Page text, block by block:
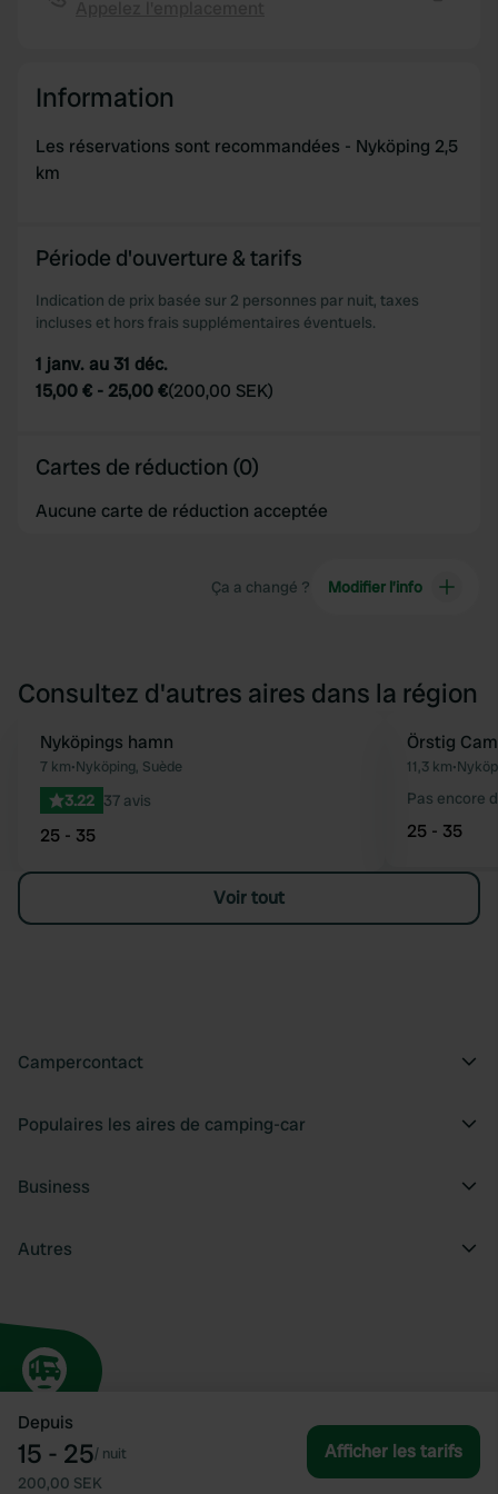
provided to them or that they’ve collected from your use
Depuis
15 - 25/ nuit
200,00 SEK
Afficher les tarifs
Information
Les réservations sont recommandées - Nyköping 2,5
km
Période d'ouverture & tarifs
Indication de prix basée sur 2 personnes par nuit, taxes
incluses et hors frais supplémentaires éventuels.
1 janv. au 31 déc.
15,00 € - 25,00 €(200,00 SEK)
Cartes de réduction (0)
Aucune carte de réduction acceptée
Ça a changé ? Modifier l’info
Consultez d'autres aires dans la région
Préféré
Nyköpings hamn
7 km•Nyköping, Suède
3.22 37 avis
25 - 35
Örstig
11,3 km•
Pas encore
25 - 35
Voir tout
Campercontact
Populaires les aires de camping-car
Business
Autres